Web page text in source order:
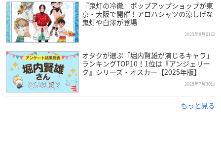
『鬼灯の冷徹』ポップアップショップが東
京・大阪で開催！アロハシャツの涼しげな
鬼灯や白澤が登場
2025年8月01日
オタクが選ぶ「堀内賢雄が演じるキャラ」
ランキングTOP10！1位は『アンジェリー
ク』シリーズ・オスカー【2025年版】
2025年7月30日
もっと見る